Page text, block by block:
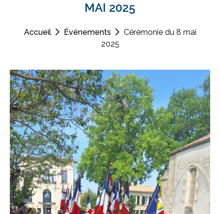
MAI 2025
Accueil Événements
Cérémonie du 8 mai
2025